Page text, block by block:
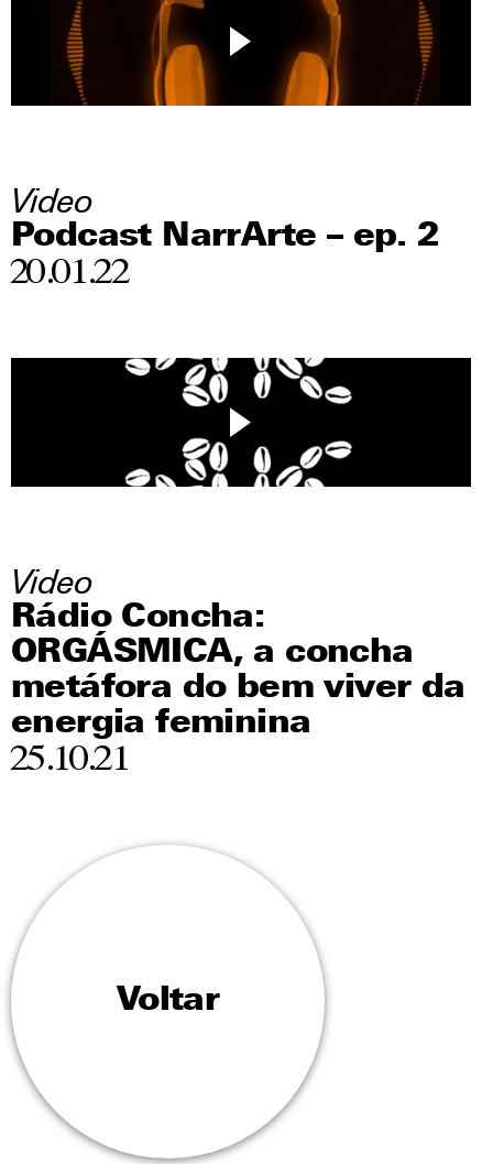
Video
Podcast NarrArte – ep. 2
20.01.22
Video
Rádio Concha:
ORGÁSMICA, a concha
metáfora do bem viver da
energia feminina
25.10.21
Voltar